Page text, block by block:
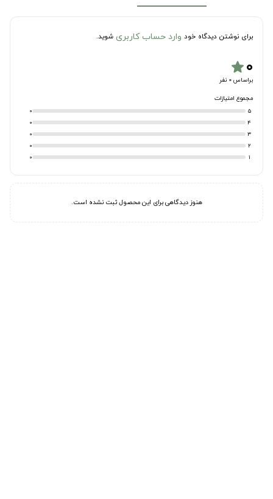
برای نوشتن دیدگاه خود وارد حساب کاربری شوید.
۰star
براساس 0 نفر
مجموع امتیازات
5
0
4
0
3
0
2
0
1
0
هنوز دیدگاهی برای این محصول ثبت نشده است.